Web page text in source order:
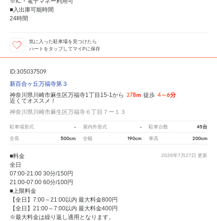
■入出庫可能時間
24時間
気に入った駐車場を見つけたら
ハートをタップしてマイPに保存
ID:305037509
新百合ヶ丘万福寺第３
神奈川県川崎市麻生区万福寺1丁目15-1から 278m 徒歩 4～6分
近くてオススメ！
神奈川県川崎市麻生区万福寺６丁目７ー１３
駐車場形式 - 屋内外形式 - 駐車台数 45台
全長 500cm 全幅 190cm 車高 200cm
2026年7月27日 更新
■料金
全日
07:00-21:00 30分/150円
21:00-07:00 60分/100円
■上限料金
【全日】7:00～21:00以内 最大料金800円
【全日】21:00～7:00以内 最大料金400円
※最大料金は繰り返し適用となります。